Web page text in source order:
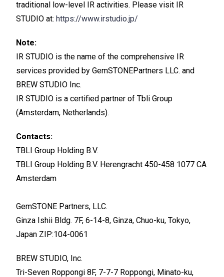
traditional low-level IR activities. Please visit IR
STUDIO at:https://www.irstudio.jp/
Note:
IR STUDIO is the name of the comprehensive IR
services provided by GemSTONEPartners LLC. and
BREW STUDIO Inc.
IR STUDIO is a certified partner of Tbli Group
(Amsterdam, Netherlands).
Contacts:
TBLI Group Holding B.V.
TBLI Group Holding B.V. Herengracht 450-458 1077 CA
Amsterdam
GemSTONE Partners, LLC.
Ginza Ishii Bldg. 7F, 6-14-8, Ginza, Chuo-ku, Tokyo,
Japan ZIP:104-0061
BREW STUDIO, Inc.
Tri-Seven Roppongi 8F, 7-7-7 Roppongi, Minato-ku,